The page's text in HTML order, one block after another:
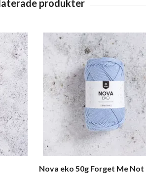
Nova eko 50g Forget Me Not